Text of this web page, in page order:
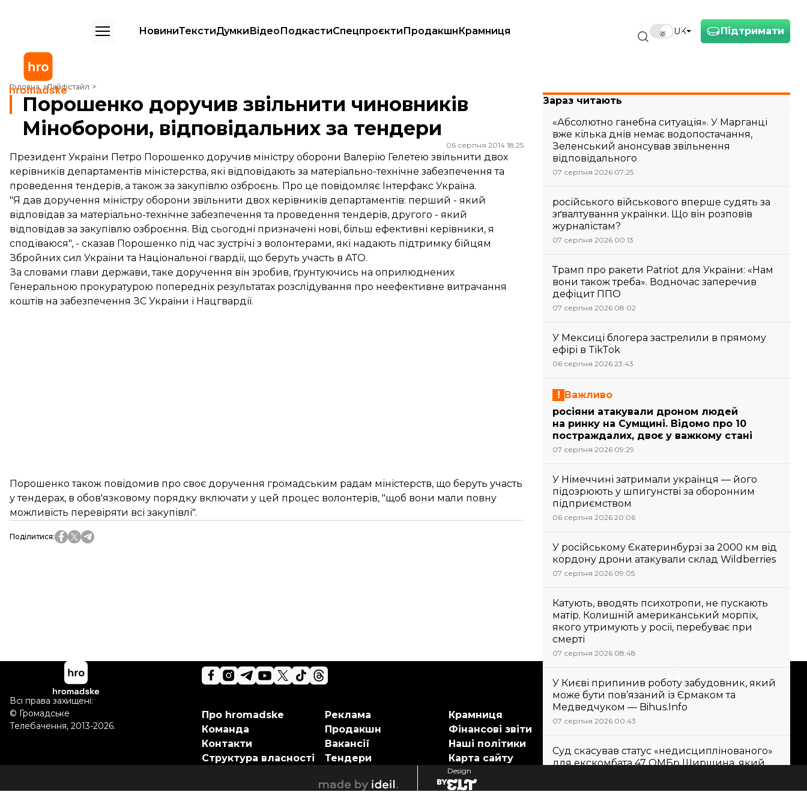
Підтримати
UK
НовиниТекстиДумкиВідеоПодкастиСпецпроєктиПродакшнКрамниця
Головна Лайфстайл
Порошенко доручив звільнити чиновників Міноборони, відповідальних за тендери
Порошенко доручив звільнити чиновників
Міноборони, відповідальних за тендери
06 серпня 2014 18:25
Президент України Петро Порошенко доручив міністру оборони Валерію Гелетею звільнити двох
керівників департаментів міністерства, які відповідають за матеріально-технічне забезпечення та
проведення тендерів, а також за закупівлю озброєнь. Про це повідомляє Інтерфакс Україна.
"Я дав доручення міністру оборони звільнити двох керівників департаментів: перший - який
відповідав за матеріально-технічне забезпечення та проведення тендерів, другого - який
відповідав за закупівлю озброєння. Від сьогодні призначені нові, більш ефективні керівники, я
сподіваюся", - сказав Порошенко під час зустрічі з волонтерами, які надають підтримку бійцям
Збройних сил України та Національної гвардії, що беруть участь в АТО.
За словами глави держави, таке доручення він зробив, ґрунтуючись на оприлюднених
Генеральною прокуратурою попередніх результатах розслідування про неефективне витрачання
коштів на забезпечення ЗС України і Нацгвардії.
Порошенко також повідомив про своє доручення громадським радам міністерств, що беруть участь
у тендерах, в обов'язковому порядку включати у цей процес волонтерів, "щоб вони мали повну
можливість перевіряти всі закупівлі".
Поділитися:
Зараз читають
«Абсолютно ганебна ситуація». У Марганці
вже кілька днів немає водопостачання,
Зеленський анонсував звільнення
відповідального
07 серпня 2026 07:25
російського військового вперше судять за
зґвалтування українки. Що він розповів
журналістам?
07 серпня 2026 00:13
Трамп про ракети Patriot для України: «Нам
вони також треба». Водночас заперечив
дефіцит ППО
07 серпня 2026 08:02
У Мексиці блогера застрелили в прямому
ефірі в TikTok
06 серпня 2026 23:43
Важливо
росіяни атакували дроном людей
на ринку на Сумщині. Відомо про 10
постраждалих, двоє у важкому стані
07 серпня 2026 09:29
У Німеччині затримали українця — його
підозрюють у шпигунстві за оборонним
підприємством
06 серпня 2026 20:06
У російському Єкатеринбурзі за 2000 км від
кордону дрони атакували склад Wildberries
07 серпня 2026 09:05
Катують, вводять психотропи, не пускають
матір. Колишній американський морпіх,
якого утримують у росії, перебуває при
смерті
07 серпня 2026 08:48
У Києві припинив роботу забудовник, який
може бути пов’язаний із Єрмаком та
Медведчуком — Bihus.Info
07 серпня 2026 00:43
Суд скасував статус «недисциплінованого»
для екскомбата 47 ОМБр Ширшина, який
07 серпня 2026 10:12
Підтримати
завдяки тобі. Будь нашим
другом
Про hromadske
Команда
Контакти
Структура власності
Реклама
Продакшн
Вакансії
Тендери
Крамниця
Фінансові звіти
Наші політики
Карта сайту
Всі права захищені:
© Громадське
Телебачення, 2013-2026.
ideil
Design
elt